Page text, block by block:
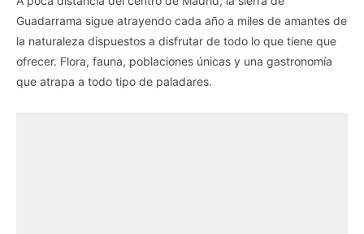
Guadarrama sigue atrayendo cada año a miles de amantes de
la naturaleza dispuestos a disfrutar de todo lo que tiene que
ofrecer. Flora, fauna, poblaciones únicas y una gastronomía
que atrapa a todo tipo de paladares.